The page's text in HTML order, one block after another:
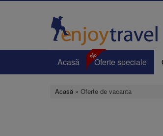
Acasă
%
Oferte speciale
Acasă » Oferte de vacanta